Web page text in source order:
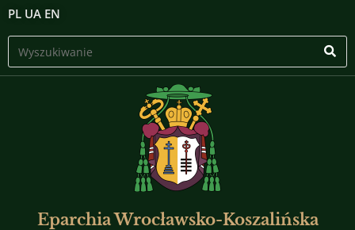
PL UA EN
Eparchia Wrocławsko-Koszalińska